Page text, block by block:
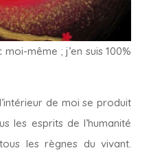
même ; j’en suis 100%
de moi se produit
les esprits de l’humanité
les règnes du vivant.